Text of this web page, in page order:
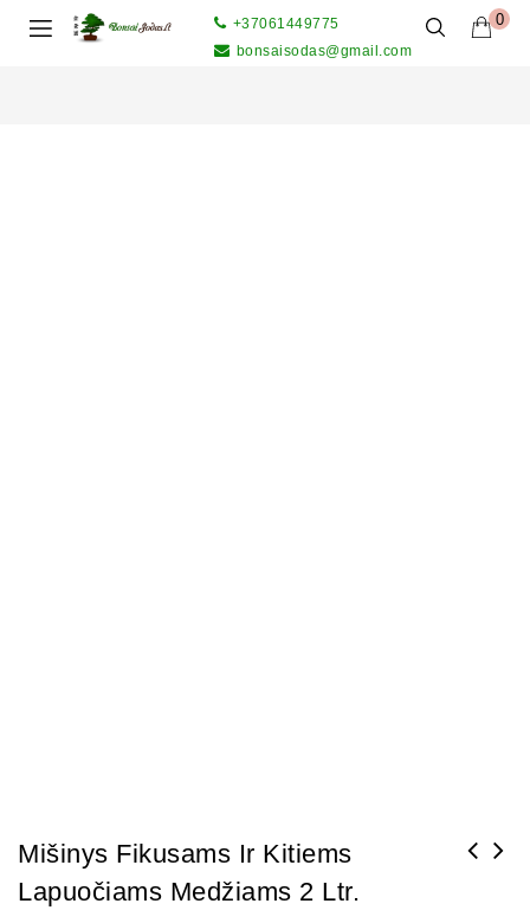
0
+37061449775
bonsaisodas@gmail.com
Mišinys Fikusams Ir Kitiems
Lapuočiams Medžiams 2 Ltr.